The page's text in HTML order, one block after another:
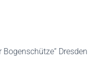
Dresden